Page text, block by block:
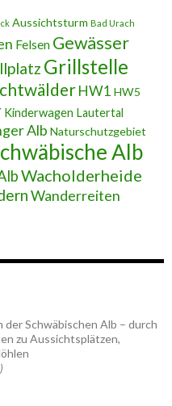
Aussichtsturm Bad Urach
Felsen Gewässer
Grillstelle
HW1 HW5
Kinderwagen Lautertal
Alb Naturschutzgebiet
Alb
Wacholderheide
Wanderreiten
Schwäbischen Alb – durch
zu Aussichtsplätzen,